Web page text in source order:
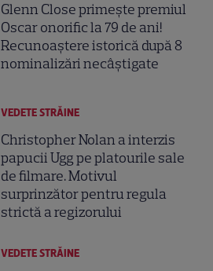
Glenn Close primește premiul
Oscar onorific la 79 de ani!
Recunoaștere istorică după 8
nominalizări necâștigate
VEDETE STRĂINE
Christopher Nolan a interzis
papucii Ugg pe platourile sale
de filmare. Motivul
surprinzător pentru regula
strictă a regizorului
VEDETE STRĂINE